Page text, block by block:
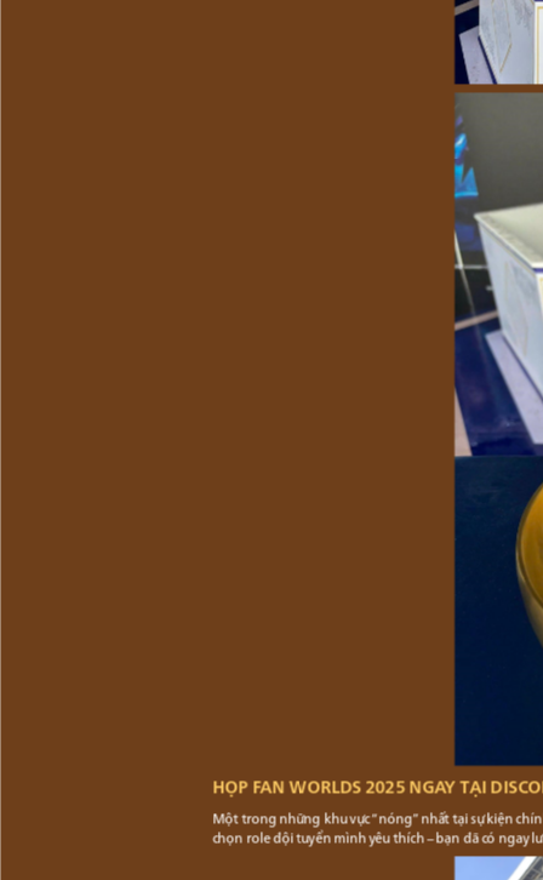
HỌP FAN WORLDS 2025 NGAY TẠI
Một trong những khu vực “nóng” nhất tại sự kiện
chọn role đội tuyển mình yêu thích – bạn đã có ngay